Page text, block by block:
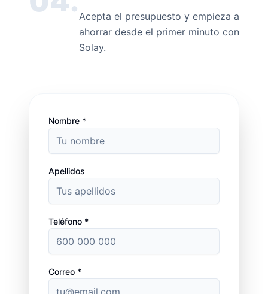
Acepta el presupuesto y empieza a
ahorrar desde el primer minuto con
Solay.
Nombre *
Apellidos
Teléfono *
Correo *